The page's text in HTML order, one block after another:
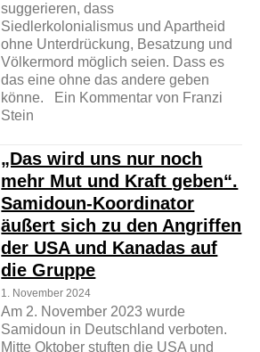
suggerieren, dass
Siedlerkolonialismus und Apartheid
ohne Unterdrückung, Besatzung und
Völkermord möglich seien. Dass es
das eine ohne das andere geben
könne. Ein Kommentar von Franzi
Stein
„Das wird uns nur noch
mehr Mut und Kraft geben“.
Samidoun-Koordinator
äußert sich zu den Angriffen
der USA und Kanadas auf
die Gruppe
1. November 2024
Am 2. November 2023 wurde
Samidoun in Deutschland verboten.
Mitte Oktober stuften die USA und